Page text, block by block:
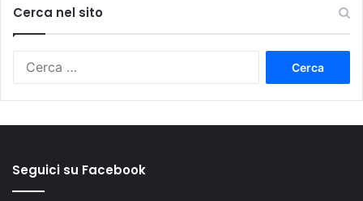
Cerca nel sito
Seguici su Facebook